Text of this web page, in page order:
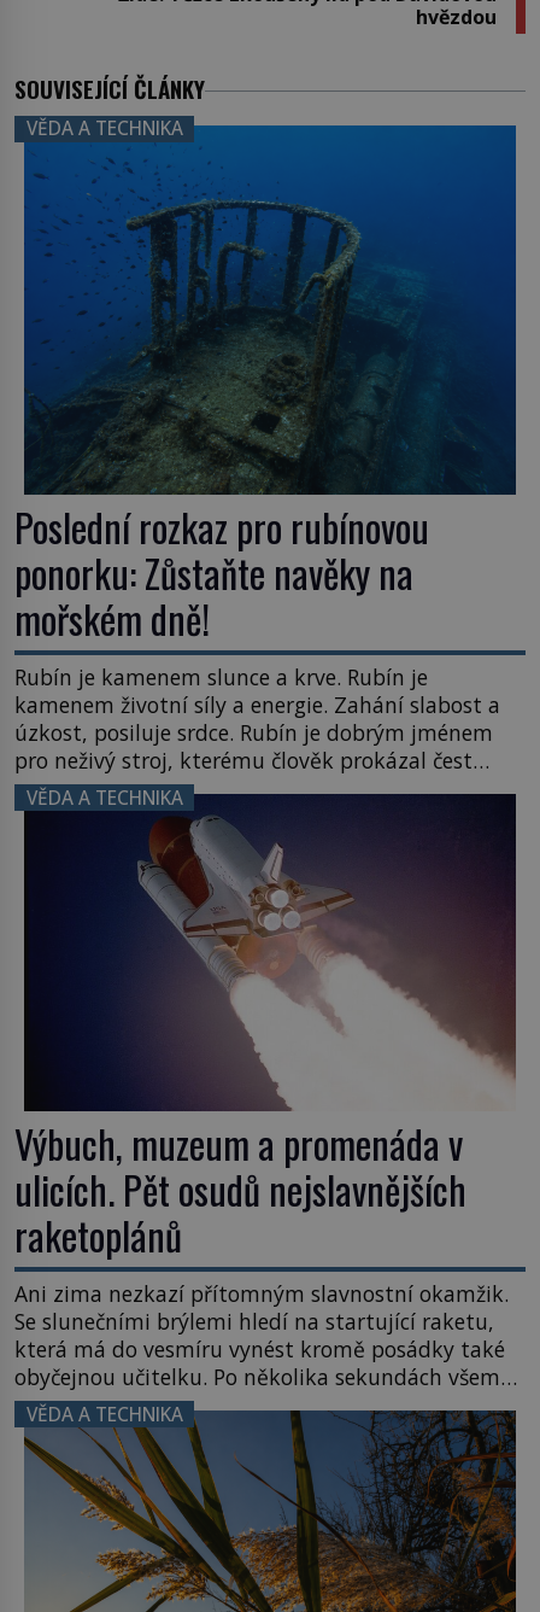
hvězdou
SOUVISEJÍCÍ ČLÁNKY
VĚDA A TECHNIKA
Poslední rozkaz pro rubínovou
ponorku: Zůstaňte navěky na
mořském dně!
Rubín je kamenem slunce a krve. Rubín je
kamenem životní síly a energie. Zahání slabost a
úzkost, posiluje srdce. Rubín je dobrým jménem
pro neživý stroj, kterému člověk prokázal čest
nezmizet v tavicí peci a našel mu místo
k poslednímu odpočinku. Je druhá polovina 50. let
minulého století. Nálože spočítány, umístěny a
odpáleny. Trup ponorky nabírá vodu […]
VĚDA A TECHNIKA
Výbuch, muzeum a promenáda v
ulicích. Pět osudů nejslavnějších
raketoplánů
Ani zima nezkazí přítomným slavnostní okamžik.
Se slunečními brýlemi hledí na startující raketu,
která má do vesmíru vynést kromě posádky také
obyčejnou učitelku. Po několika sekundách všem
ztuhnou úsměvy, stroj totiž exploduje. Jejich
konstrukce není z levného kraje, daňové
poplatníky stojí miliardy dolarů. Na druhou stranu
zvládnou jen představitelné věci. Na malé kousky
Název: Columbia První […]
VĚDA A TECHNIKA